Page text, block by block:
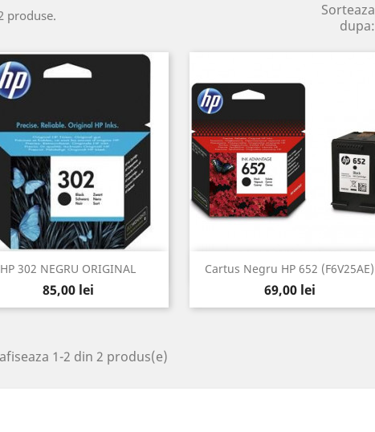
produse.
Sorteaza
dupa:
HP 302 NEGRU ORIGINAL
Pret
85,00 lei
Vizualizare rapida Cartus Negru HP 652 (F6V25AE)
Pret
69,00 lei
 Vizualizare rapida
1-2 din 2 produs(e)